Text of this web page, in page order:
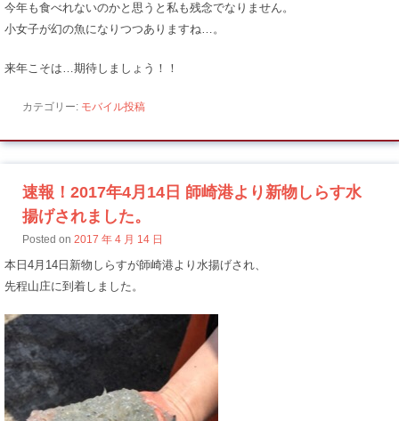
今年も食べれないのかと思うと私も残念でなりません。
小女子が幻の魚になりつつありますね…。
来年こそは…期待しましょう！！
カテゴリー: モバイル投稿
速報！2017年4月14日 師崎港より新物しらす水
揚げされました。
Posted on 2017 年 4 月 14 日
本日4月14日新物しらすが師崎港より水揚げされ、
先程山庄に到着しました。